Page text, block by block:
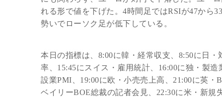
れる形で値を下げた。4時間足ではRSIが47から
勢いでローソク足が低下している。
本日の指標は、8:00に韓・経常収支、8:50に日
率、15:45にスイス・雇用統計、16:00に独・製
設業PMI、19:00に欧・小売売上高、21:00に英・
ベイリーBOE総裁の記者会見、22:30に米・新規